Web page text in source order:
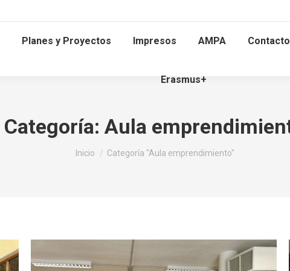
Planes y Proyectos Impresos AMPA Contacto
Erasmus+
Categoría: Aula
Estás aquí:
Inicio Categoría "Aula emprendimiento"